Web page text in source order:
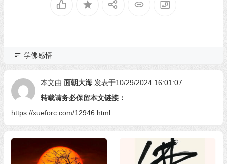
学佛感悟
本文由 面朝大海 发表于10/29/2024 16:01:07
转载请务必保留本文链接：
https://xueforc.com/12946.html